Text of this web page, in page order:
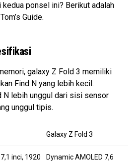
kedua ponsel ini? Berikut adalah
Guide.
galaxy Z Fold 3 memiliki
Find N yang lebih kecil.
N lebih unggul dari sisi sensor
unggul tipis.
Galaxy Z Fold 3
inci, 1920
Dynamic AMOLED 7,6